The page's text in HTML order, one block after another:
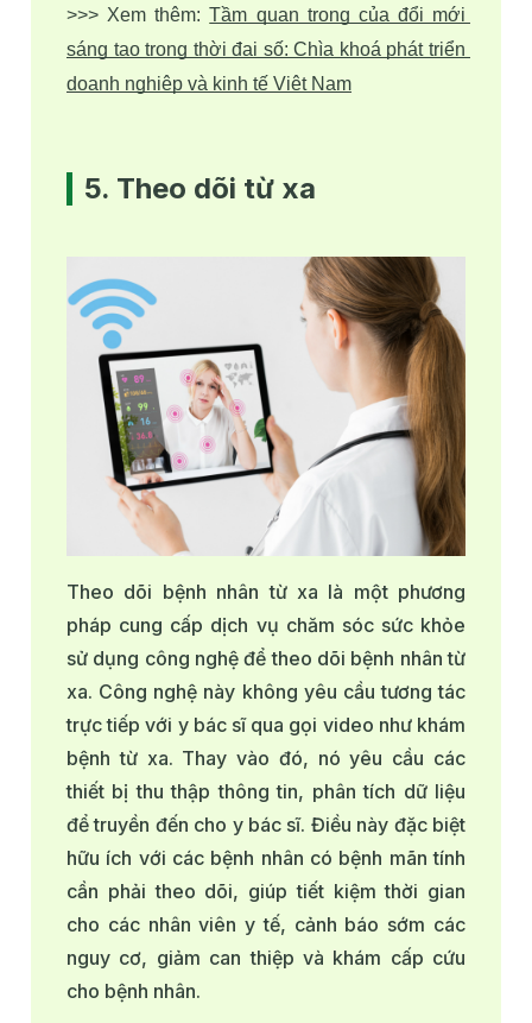
>>> Xem thêm: Tầm quan trọng của đổi mới
sáng tạo trong thời đại số: Chìa khoá phát triển
doanh nghiệp và kinh tế Việt Nam
5. Theo dõi từ xa
Theo dõi bệnh nhân từ xa là một phương
pháp cung cấp dịch vụ chăm sóc sức khỏe
sử dụng công nghệ để theo dõi bệnh nhân từ
xa. Công nghệ này không yêu cầu tương tác
trực tiếp với y bác sĩ qua gọi video như khám
bệnh từ xa. Thay vào đó, nó yêu cầu các
thiết bị thu thập thông tin, phân tích dữ liệu
để truyền đến cho y bác sĩ. Điều này đặc biệt
hữu ích với các bệnh nhân có bệnh mãn tính
cần phải theo dõi, giúp tiết kiệm thời gian
cho các nhân viên y tế, cảnh báo sớm các
nguy cơ, giảm can thiệp và khám cấp cứu
cho bệnh nhân.